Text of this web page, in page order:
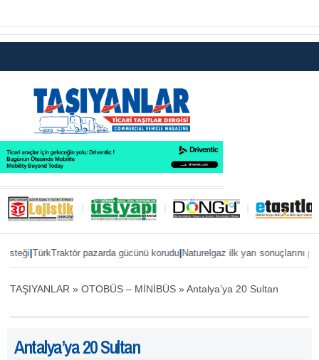
|TürkTraktör pazarda gücünü korudu|Naturelgaz ilk yarı sonuçlarını
TAŞIYANLAR » OTOBÜS – MİNİBÜS »Antalya’ya 20 Sultan
Antalya’ya 20 Sultan